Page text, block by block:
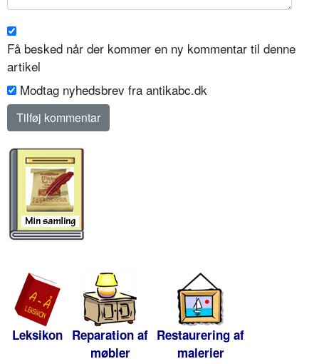
Få besked når der kommer en ny kommentar til denne
artikel
Modtag nyhedsbrev fra antikabc.dk
Leksikon Reparation af
møbler
Restaurering af
malerier